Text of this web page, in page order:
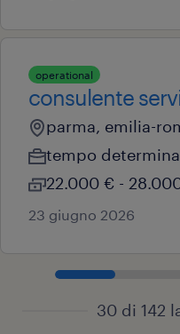
operational
consulente
parma, emilia-
tempo
22.000 € -
23 giugno 2026
30 di 142